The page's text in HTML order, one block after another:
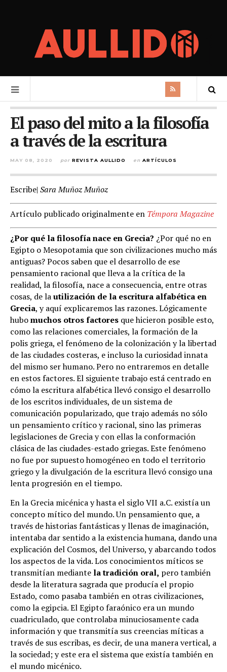
El paso del mito a la filosofía
a través de la escritura
MAY 08, 2020 por REVISTA AULLIDO en ARTÍCULOS
Escribe| Sara Muñoz Muñoz
Artículo publicado originalmente en Témpora Magazine
¿Por qué la filosofía nace en Grecia? ¿Por qué no en
Egipto o Mesopotamia que son civilizaciones mucho más
antiguas? Pocos saben que el desarrollo de ese
pensamiento racional que lleva a la crítica de la
realidad, la filosofía, nace a consecuencia, entre otras
cosas, de lautilización de la escritura alfabética en
Grecia, y aquí explicaremos las razones. Lógicamente
hubomuchos otros factores que hicieron posible esto,
como las relaciones comerciales, la formación de la
polis griega, el fenómeno de la colonización y la libertad
de las ciudades costeras, e incluso la curiosidad innata
del mismo ser humano. Pero no entraremos en detalle
en estos factores. El siguiente trabajo está centrado en
cómo la escritura alfabética llevó consigo el desarrollo
de los escritos individuales, de un sistema de
comunicación popularizado, que trajo además no sólo
un pensamiento crítico y racional, sino las primeras
legislaciones de Grecia y con ellas la conformación
clásica de las ciudades-estado griegas. Este fenómeno
no fue por supuesto homogéneo en todo el territorio
griego y la divulgación de la escritura llevó consigo una
lenta progresión en el tiempo.
En la Grecia micénica y hasta el siglo VII a.C. existía un
concepto mítico del mundo. Un pensamiento que, a
través de historias fantásticas y llenas de imaginación,
intentaba dar sentido a la existencia humana, dando una
explicación del Cosmos, del Universo, y abarcando todos
los aspectos de la vida. Los conocimientos míticos se
transmitían mediante la tradición oral, pero también
desde la literatura sagrada que producía el propio
Estado, como pasaba también en otras civilizaciones,
como la egipcia. El Egipto faraónico era un mundo
cuadriculado, que controlaba minuciosamente cada
información y que transmitía sus creencias míticas a
través de sus escribas, es decir, de una manera vertical, a
la sociedad; y este era el sistema que existía también en
el mundo micénico.